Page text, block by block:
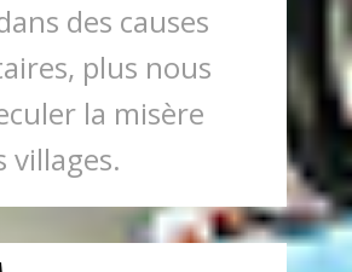
des causes
plus nous
la misère
villages.